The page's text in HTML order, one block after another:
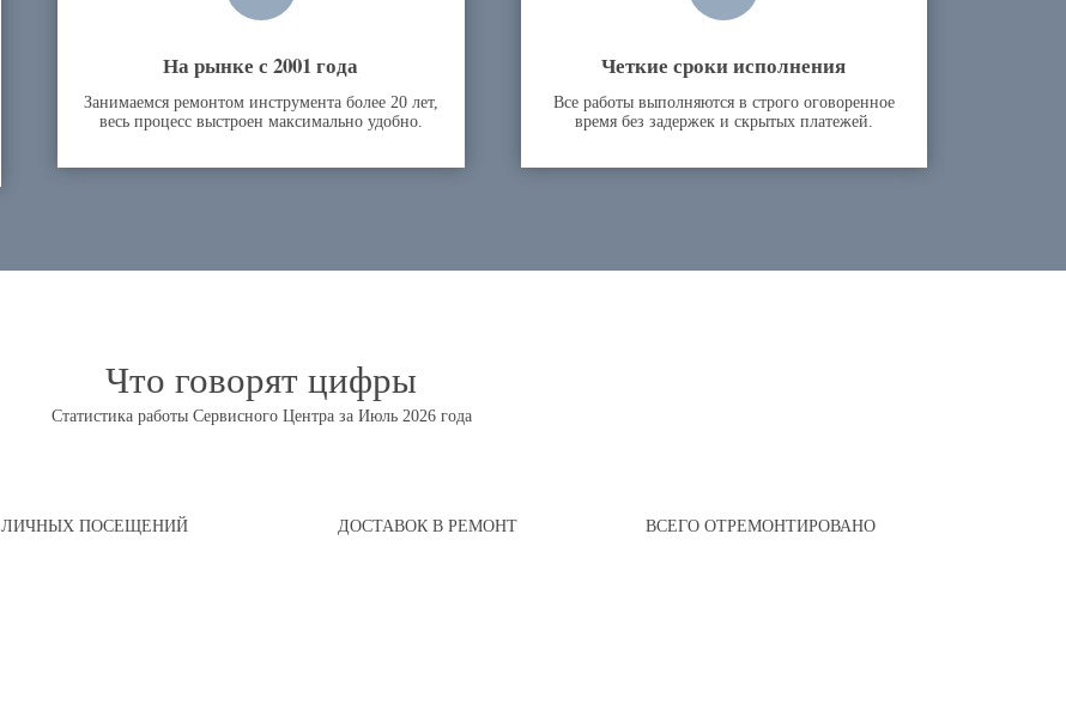
На рынке с 2001 года
Занимаемся ремонтом инструмента более 20 лет,
весь процесс выстроен максимально удобно.
Четкие сроки исполнения
Все работы выполняются в строго оговоренное
время без задержек и скрытых платежей.
Что говорят цифры
Статистика работы Сервисного Центра за Июль 2026 года
ЛИЧНЫХ ПОСЕЩЕНИЙ ДОСТАВОК В РЕМОНТ ВСЕГО ОТРЕМОНТИРОВАНО